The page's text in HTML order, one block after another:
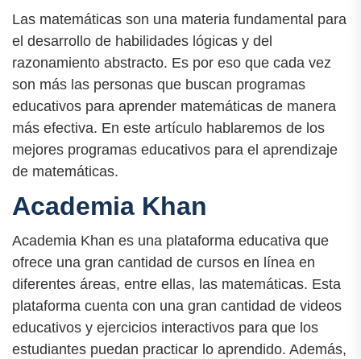
Las matemáticas son una materia fundamental para
el desarrollo de habilidades lógicas y del
razonamiento abstracto. Es por eso que cada vez
son más las personas que buscan programas
educativos para aprender matemáticas de manera
más efectiva. En este artículo hablaremos de los
mejores programas educativos para el aprendizaje
de matemáticas.
Academia Khan
Academia Khan es una plataforma educativa que
ofrece una gran cantidad de cursos en línea en
diferentes áreas, entre ellas, las matemáticas. Esta
plataforma cuenta con una gran cantidad de videos
educativos y ejercicios interactivos para que los
estudiantes puedan practicar lo aprendido. Además,